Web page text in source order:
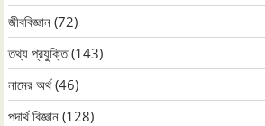
জীববিজ্ঞান (72)
তথ্য প্রযুক্তি(143)
নামের অর্থ(46)
পদার্থ বিজ্ঞান (128)